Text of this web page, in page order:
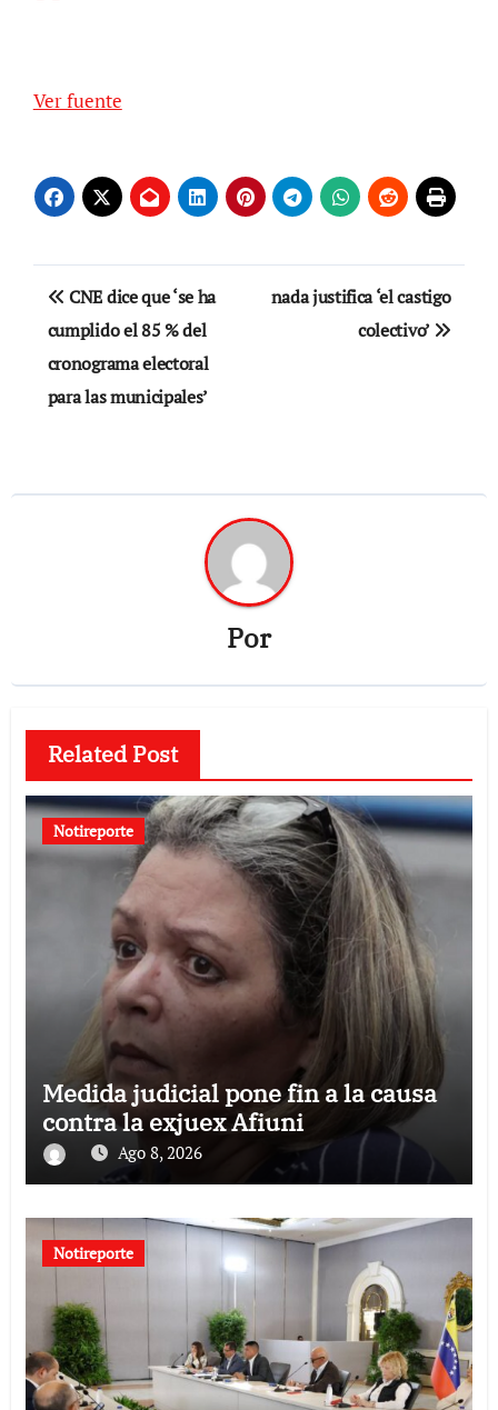
Ver fuente
Navegación
de
entradas
CNE dice que ‘se ha
cumplido el 85 % del
cronograma electoral
para las municipales’
nada justifica ‘el castigo
colectivo’
Por
Related Post
Notireporte
Medida judicial pone fin a la causa
contra la exjuex Afiuni
Ago 8, 2026
Notireporte